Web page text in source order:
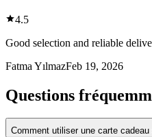
4.5
Good selection and reliable
Fatma YılmazFeb 19, 2026
Questions
Comment utiliser une carte cadeau